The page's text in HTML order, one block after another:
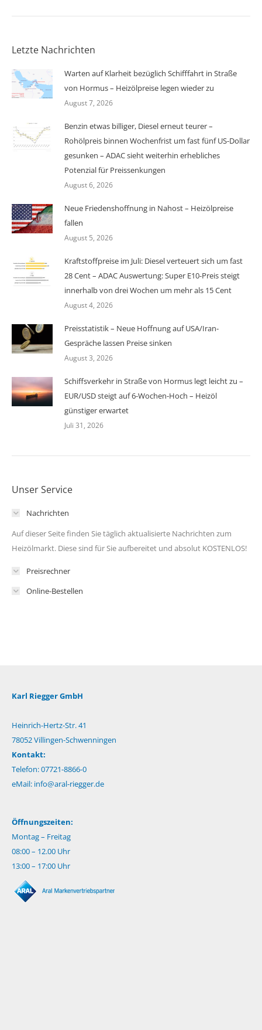
Letzte Nachrichten
Warten auf Klarheit bezüglich Schifffahrt in Straße
von Hormus – Heizölpreise legen wieder zu
August 7, 2026
Benzin etwas billiger, Diesel erneut teurer –
Rohölpreis binnen Wochenfrist um fast fünf US-Dollar
gesunken – ADAC sieht weiterhin erhebliches
Potenzial für Preissenkungen
August 6, 2026
Neue Friedenshoffnung in Nahost – Heizölpreise
fallen
August 5, 2026
Kraftstoffpreise im Juli: Diesel verteuert sich um fast
28 Cent – ADAC Auswertung: Super E10-Preis steigt
innerhalb von drei Wochen um mehr als 15 Cent
August 4, 2026
Preisstatistik – Neue Hoffnung auf USA/Iran-
Gespräche lassen Preise sinken
August 3, 2026
Schiffsverkehr in Straße von Hormus legt leicht zu –
EUR/USD steigt auf 6-Wochen-Hoch – Heizöl
günstiger erwartet
Juli 31, 2026
Unser Service
Nachrichten
Auf dieser Seite finden Sie täglich aktualisierte Nachrichten zum
Heizölmarkt. Diese sind für Sie aufbereitet und absolut KOSTENLOS!
Preisrechner
Online-Bestellen
Karl Riegger GmbH
Heinrich-Hertz-Str. 41
78052 Villingen-Schwenningen
Kontakt:
Telefon: 07721-8866-0
eMail: info@aral-riegger.de
Öffnungszeiten:
Montag – Freitag
08:00 – 12.00 Uhr
13:00 – 17:00 Uhr